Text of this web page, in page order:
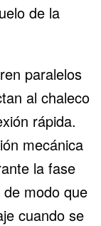
de la
paralelos
al chaleco
rápida.
mecánica
la fase
modo que
cuando se